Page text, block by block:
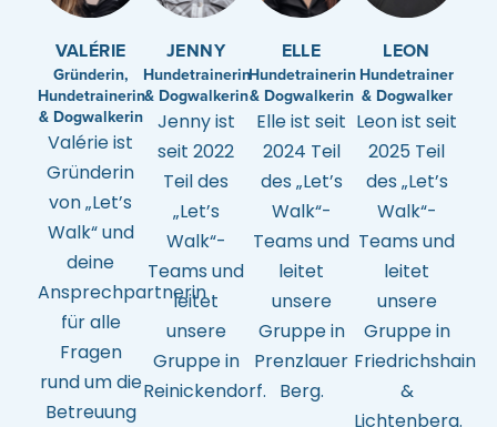
VALÉRIE
Gründerin,
Hundetrainerin
& Dogwalkerin
Valérie ist
Gründerin
von „Let’s
Walk“ und
deine
Ansprechpartnerin
für alle
Fragen
rund um die
Betreuung
JENNY
Hundetrainerin
& Dogwalkerin
Jenny ist
seit 2022
Teil des
„Let’s
Walk“-
Teams und
leitet
unsere
Gruppe in
Reinickendorf.
ELLE
Hundetrainerin
& Dogwalkerin
Elle ist seit
2024 Teil
des „Let’s
Walk“-
Teams und
leitet
unsere
Gruppe in
Prenzlauer
Berg.
LEON
Hundetrainer
& Dogwalker
Leon ist seit
2025 Teil
des „Let’s
Walk“-
Teams und
leitet
unsere
Gruppe in
Friedrichshain
&
Lichtenberg.